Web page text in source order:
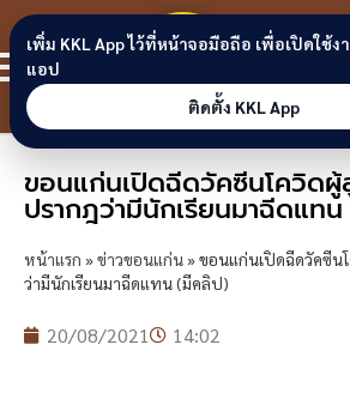
Skip to content
ขอน
ลิง
ขอนแก่นเปิดฉีดวัคซีนโควิด
ปรากฎว่ามีนักเรียนมาฉีดแท
หน้าแรก »ข่าวขอนแก่น»ขอนแก่นเปิดฉีดวัคซีน
ว่ามีนักเรียนมาฉีดแทน (มีคลิป)
20/08/2021 14:02
เพิ่ม KKL App ไว้ที่หน้าจอมือถือ เพื่อเปิดใช้ง
แอป
ติดตั้ง KKL App